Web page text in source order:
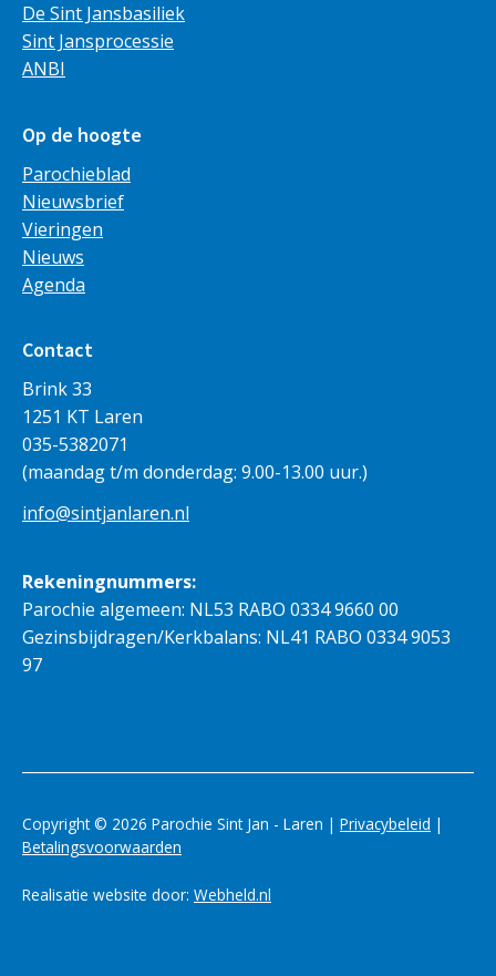
De Sint Jansbasiliek
Sint Jansprocessie
ANBI
Op de hoogte
Parochieblad
Nieuwsbrief
Vieringen
Nieuws
Agenda
Contact
Brink 33
1251 KT Laren
035-5382071
(maandag t/m donderdag: 9.00-13.00 uur.)
info@sintjanlaren.nl
Rekeningnummers:
Parochie algemeen: NL53 RABO 0334 9660 00
Gezinsbijdragen/Kerkbalans: NL41 RABO 0334 9053
97
Copyright © 2026 Parochie Sint Jan - Laren | Privacybeleid |
Betalingsvoorwaarden
Realisatie website door: Webheld.nl